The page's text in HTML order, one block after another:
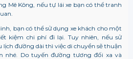
Mê Kông, nếu tự lái xe bạn có thể tranh
bạn có thể sử dụng xe khách cho một
kiệm chi phí đi lại. Tuy nhiên, nếu sử
lịch đường dài thì việc di chuyển sẽ thuận
nhé. Do tuyến đường tương đối xa và